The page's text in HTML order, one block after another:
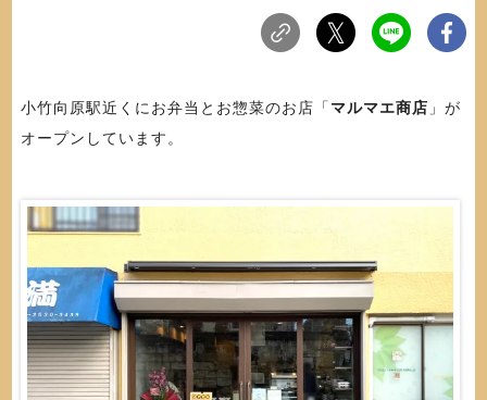
小竹向原駅近くにお弁当とお惣菜のお店「 マルマエ商店 」が
オープンしています。